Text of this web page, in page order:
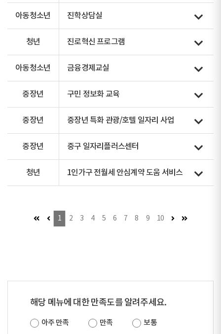
아동청소년 진학상담실
청년 진로혁신 프로그램
아동청소년 금융경제교실
중장년 구민 정보화 교육
중장년 중장년 특화 관광/호텔 일자리 사업
중장년 중구 일자리플러스센터
청년 1인가구 전월세 안심계약 도움 서비스
첫 페이지 (이동불가)
이전 페이지 (이동불가)
1 2 3 4 5 6 7 8 9 10 다음 페이지마지막 페이
해당 메뉴에 대한 만족도를 알려주세요.
아주 만족 만족
보통